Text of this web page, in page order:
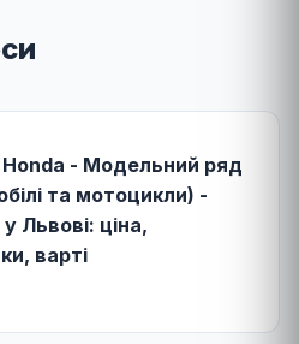
- Модельний ряд
та мотоцикли) -
Львові: ціна,
варті